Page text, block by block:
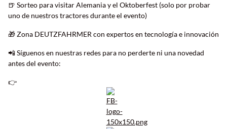
🍺 Sorteo para visitar Alemania y el Oktoberfest (solo por probar
uno de nuestros tractores durante el evento)
🎁 Zona DEUTZFAHRMER con expertos en tecnología e innovación
📲 Síguenos en nuestras redes para no perderte ni una novedad
antes del evento:
👉